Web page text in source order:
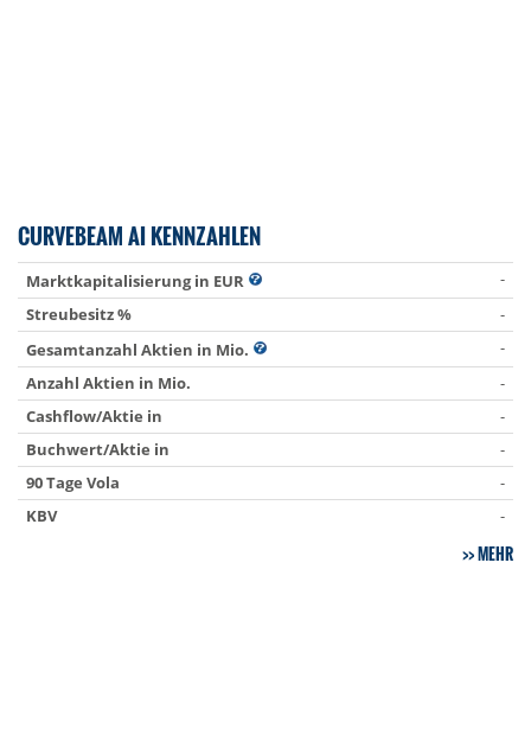
CURVEBEAM AI KENNZAHLEN
Marktkapitalisierung in EUR
-
Streubesitz %
-
Gesamtanzahl Aktien in Mio.
-
Anzahl Aktien in Mio.
-
Cashflow/Aktie in
-
Buchwert/Aktie in
-
90 Tage Vola
-
KBV
-
MEHR